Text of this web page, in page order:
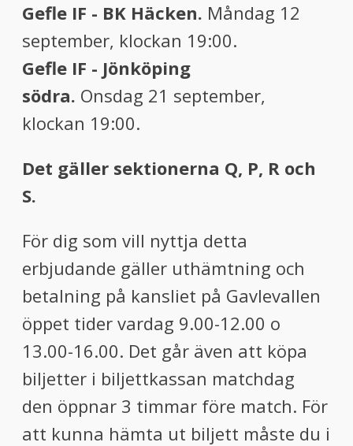
Gefle IF - BK Häcken. Måndag 12
september, klockan 19:00.
Gefle IF - Jönköping
södra. Onsdag 21 september,
klockan 19:00.
Det gäller sektionerna Q, P, R och
S.
För dig som vill nyttja detta
erbjudande gäller uthämtning och
betalning på kansliet på Gavlevallen
öppet tider vardag 9.00-12.00 o
13.00-16.00. Det går även att köpa
biljetter i biljettkassan matchdag
den öppnar 3 timmar före match. För
att kunna hämta ut biljett måste du i